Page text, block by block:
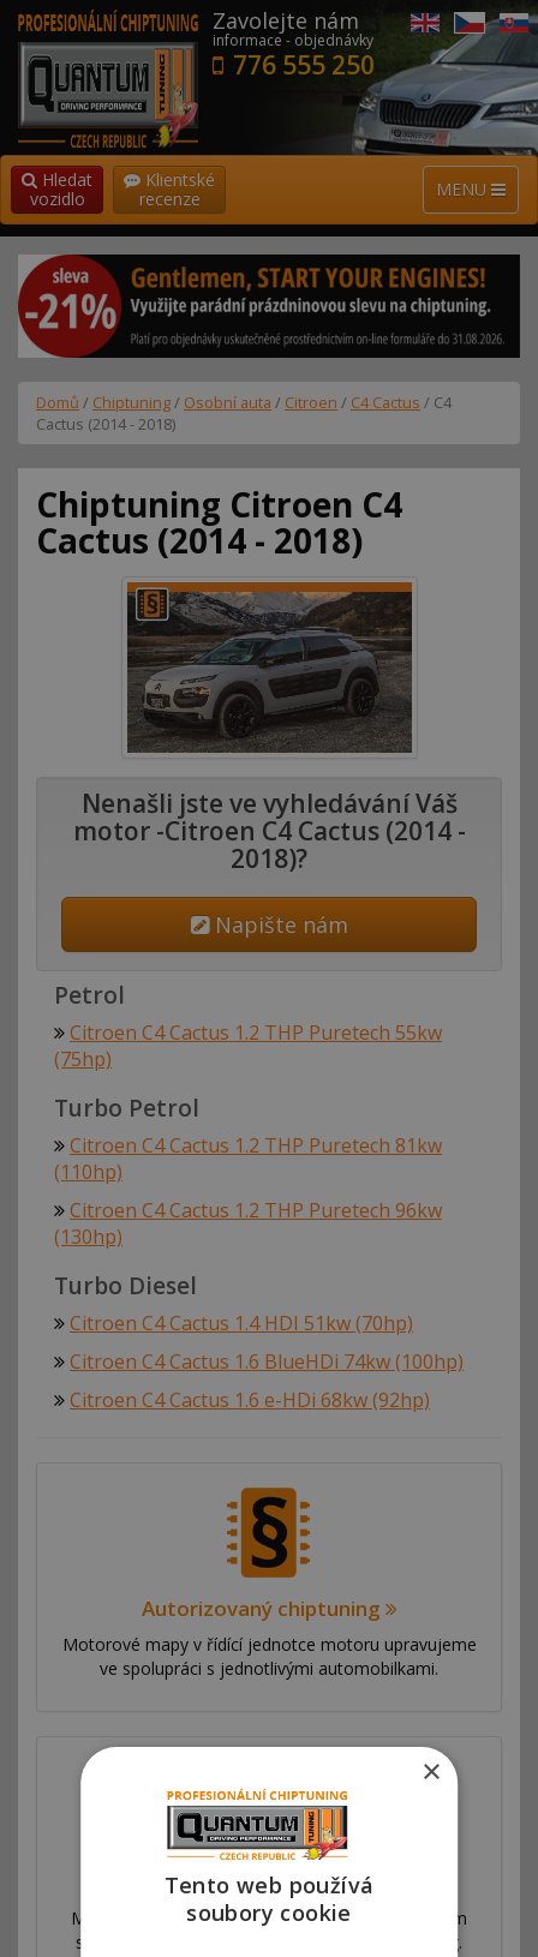
Zavolejte nám
informace - objednávky
776 555 250
MENU
Hledat
vozidlo
Klientské
recenze
Domů / Chiptuning/ Osobní auta / Citroen / C4 Cactus / C4
Cactus (2014 - 2018)
Chiptuning Citroen C4
Cactus (2014 - 2018)
Nenašli jste ve vyhledávání Váš
motor -Citroen C4 Cactus (2014 -
2018)?
Napište nám
Petrol
Citroen C4 Cactus 1.2 THP Puretech 55kw
(75hp)
Turbo Petrol
Citroen C4 Cactus 1.2 THP Puretech 81kw
(110hp)
Citroen C4 Cactus 1.2 THP Puretech 96kw
(130hp)
Turbo Diesel
Citroen C4 Cactus 1.4 HDI 51kw (70hp)
Citroen C4 Cactus 1.6 BlueHDi 74kw (100hp)
Citroen C4 Cactus 1.6 e-HDi 68kw (92hp)
Autorizovaný chiptuning
Motorové mapy v řídící jednotce motoru upravujeme
ve spolupráci s jednotlivými automobilkami.
Proč jsme nejlepší
Máme síť poboček ve více než 53 zemích po celém
světě. Nabízíme výhradní autorizovaný chiptuning.
×
Tento web používá
soubory cookie